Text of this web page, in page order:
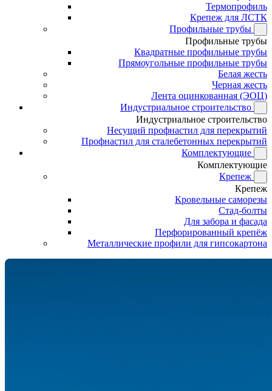
Термопрофиль
Крепеж для ЛСТК
Профильные трубы
Профильные трубы
Квадратные профильные трубы
Прямоугольные профильные трубы
Белая жесть
Черная жесть
Лента оцинкованная (ЭОЦ)
Индустриальное строительство
Индустриальное строительство
Несущий профнастил для перекрытий
Профнастил для сталебетонных перекрытий
Комплектующие
Комплектующие
Крепеж
Крепеж
Кровельные саморезы
Стад-болты
Для забора и фасада
Перфорированный крепёж
Металлические профили для гипсокартона